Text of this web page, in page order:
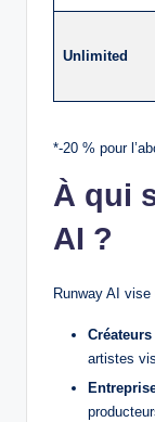
Unlimited
*‑20 % pour
À qui
AI ?
Runway AI
artistes